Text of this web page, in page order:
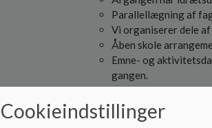
Parallellægning af
Vi organiserer dele
Åben skole
Emne- og
gangen.
Synger vi
Klassevenner på
Af og til laves
Cookieindstillinger